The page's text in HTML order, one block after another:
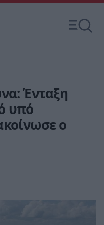
Ένταξη
υπό
ο